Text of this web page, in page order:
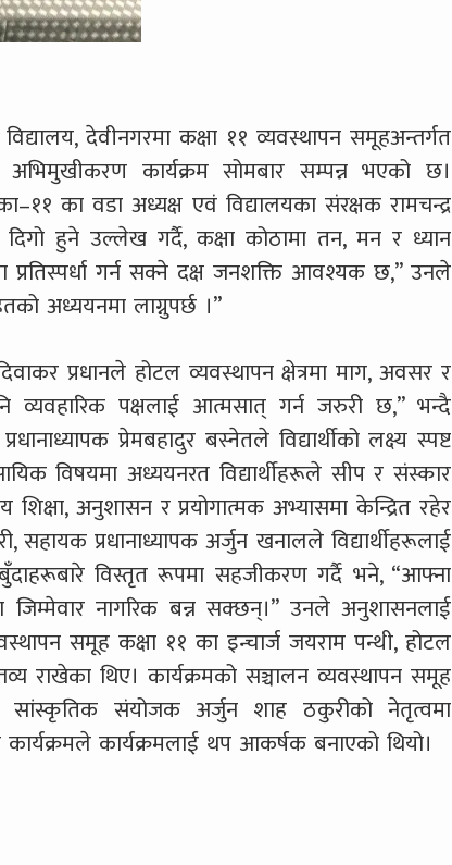
देवीनगरमा कक्षा ११ व्यवस्थापन समूहअन्तर्गत
अभिमुखीकरण कार्यक्रम सोमबार सम्पन्न भएको छ।
का वडा अध्यक्ष एवं विद्यालयका संरक्षक रामचन्द्र
दिगो हुने उल्लेख गर्दै, कक्षा कोठामा तन, मन र ध्यान
प्रतिस्पर्धा गर्न सक्ने दक्ष जनशक्ति आवश्यक छ,” उनले
अध्ययनमा लाग्नुपर्छ ।”
प्रधानले होटल व्यवस्थापन क्षेत्रमा माग, अवसर र
व्यवहारिक पक्षलाई आत्मसात् गर्न जरुरी छ,” भन्दै
प्रेमबहादुर बस्नेतले विद्यार्थीको लक्ष्य स्पष्ट
विषयमा अध्ययनरत विद्यार्थीहरूले सीप र संस्कार
अनुशासन र प्रयोगात्मक अभ्यासमा केन्द्रित रहेर
सहायक प्रधानाध्यापक अर्जुन खनालले विद्यार्थीहरूलाई
विस्तृत रूपमा सहजीकरण गर्दै भने, “आफ्ना
जिम्मेवार नागरिक बन्न सक्छन्।” उनले अनुशासनलाई
समूह कक्षा ११ का इन्चार्ज जयराम पन्थी, होटल
थिए। कार्यक्रमको सञ्चालन व्यवस्थापन समूह
सांस्कृतिक संयोजक अर्जुन शाह ठकुरीको नेतृत्वमा
कार्यक्रमले कार्यक्रमलाई थप आकर्षक बनाएको थियो।